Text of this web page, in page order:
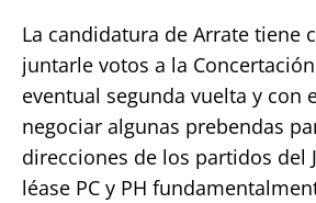
La candidatura de Arrate tiene
juntarle votos a la
eventual segunda vuelta y con
negociar algunas prebendas
direcciones de los partidos del
léase PC y PH